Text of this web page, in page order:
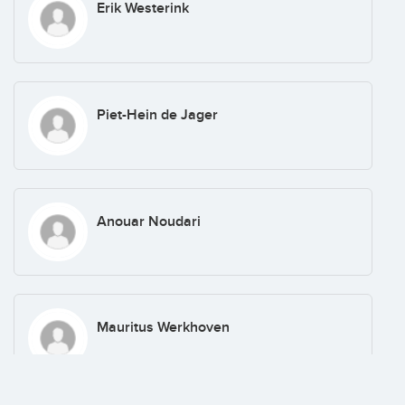
Erik Westerink
Piet-Hein de Jager
Anouar Noudari
Mauritus Werkhoven